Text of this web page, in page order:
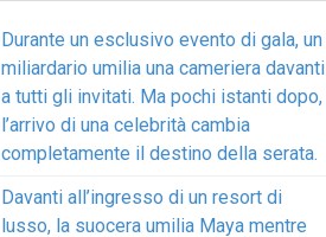
Durante un esclusivo evento di gala, un
miliardario umilia una cameriera davanti
a tutti gli invitati. Ma pochi istanti dopo,
l’arrivo di una celebrità cambia
completamente il destino della serata.
Davanti all’ingresso di un resort di
lusso, la suocera umilia Maya mentre